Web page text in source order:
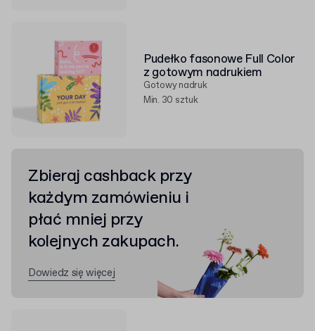
Pudełko fasonowe Full Color
z gotowym nadrukiem
Gotowy nadruk
Min. 30 sztuk
Zbieraj cashback przy
każdym zamówieniu i
płać mniej przy
kolejnych zakupach.
Dowiedz się więcej